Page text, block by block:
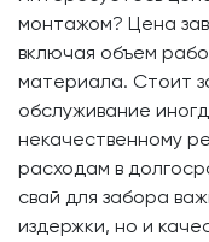
монтажом? Цена
включая объем
материала. Стоит
обслуживание
некачественному
расходам в
свай для забора
издержки, но и